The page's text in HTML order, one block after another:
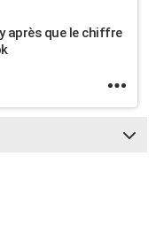
après que le chiffre